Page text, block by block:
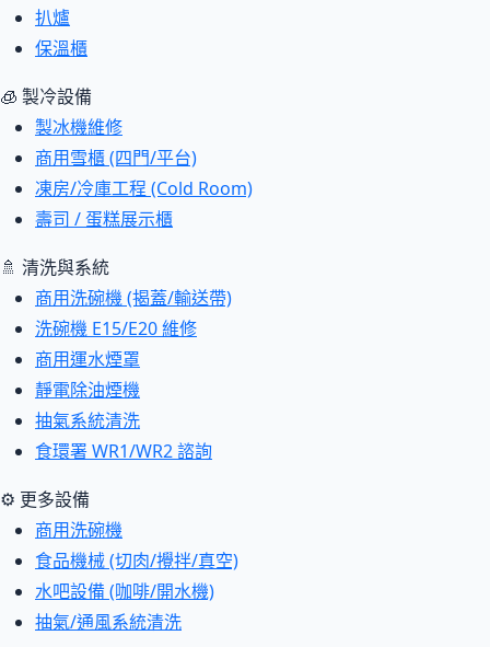
扒爐
保溫櫃
🧊 製冷設備
製冰機維修
商用雪櫃 (四門/平台)
凍房/冷庫工程 (Cold Room)
壽司 / 蛋糕展示櫃
🚿 清洗與系統
商用洗碗機 (揭蓋/輸送帶)
洗碗機 E15/E20 維修
商用運水煙罩
靜電除油煙機
抽氣系統清洗
食環署 WR1/WR2 諮詢
⚙ 更多設備
商用洗碗機
食品機械 (切肉/攪拌/真空)
水吧設備 (咖啡/開水機)
抽氣/通風系統清洗